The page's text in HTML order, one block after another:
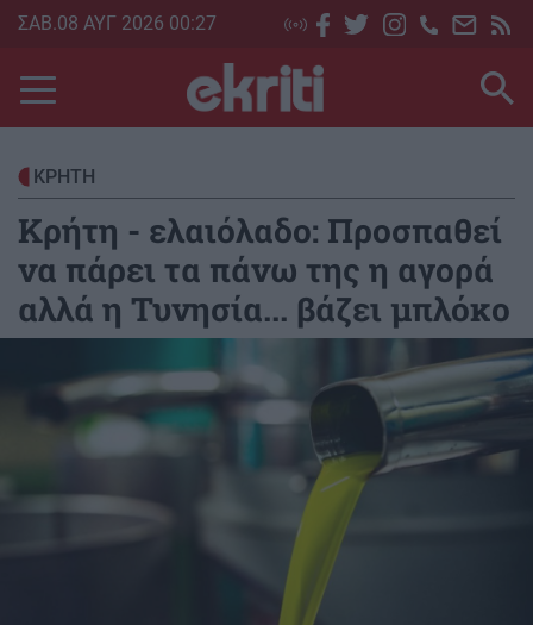
Skip
main
content
ΣΑΒ.08 ΑΥΓ 2026 00:27
ΚΡΗΤΗ
Κρήτη - ελαιόλαδο: Προσπαθεί
να πάρει τα πάνω της η αγορά
αλλά η Τυνησία... βάζει μπλόκο